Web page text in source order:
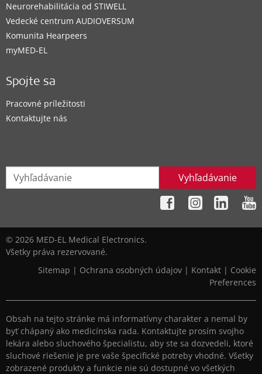
Neurorehabilitácia od STIWELL
Vedecké centrum AUDIOVERSUM
Komunita Hearpeers
myMED‑EL
Spojte sa
Pracovné príležitosti
Kontaktujte nás
Vyhľadávanie
© 2026 MED-EL Medical Electronics.
Všetky práva rezervované.
Sitemap | Ochrana osobných údajov | Kontakt | Cookie
Preferences
Obsah na tejto stránke má informatívny charakter a nemal by
byť chápaný ako medicínska rada. Kontaktujte prosím svojho
lekára alebo sluchového špecialistu, aby ste sa dozvedeli, ktoré
sluchové riešenie je pre vaše špecifické potreby vhodné. Všetky
zobrazené produkty a funkcie nie sú dostupné vo všetkých